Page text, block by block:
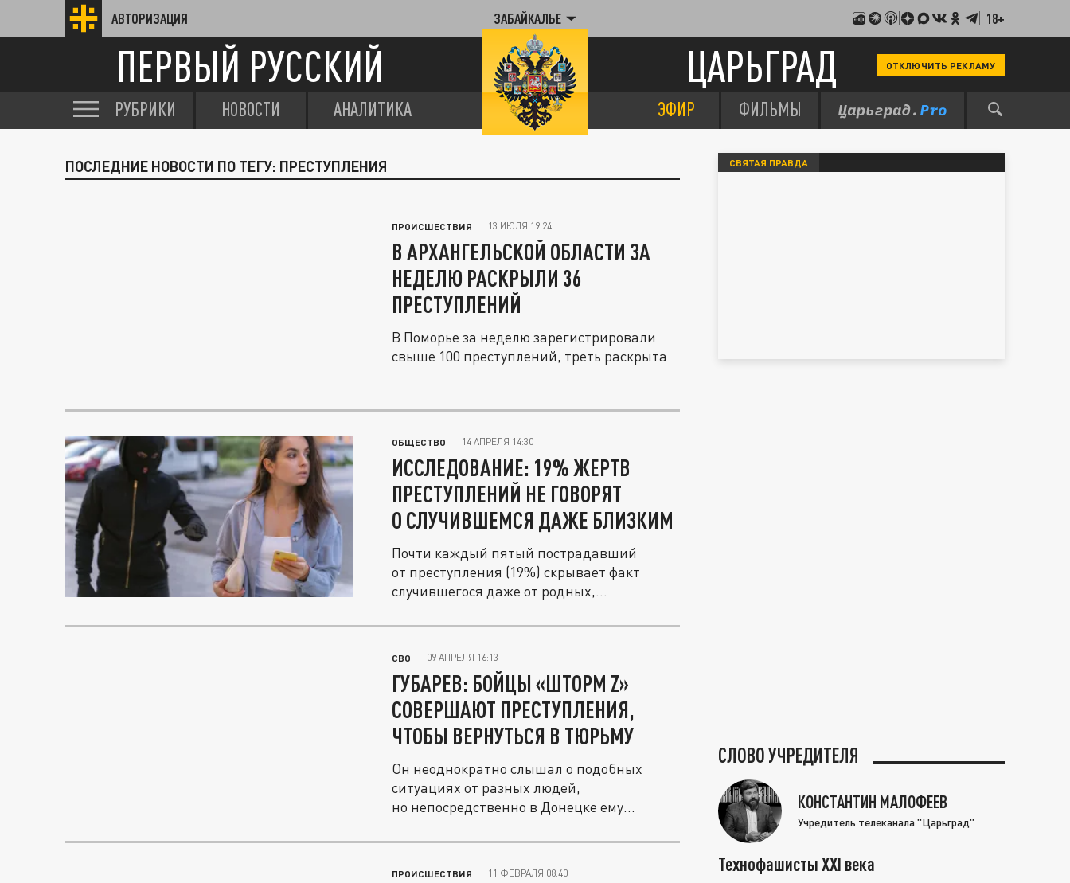
АВТОРИЗАЦИЯ ЗАБАЙКАЛЬЕ 18+
ПЕРВЫЙ РУССКИЙ ЦАРЬГРАД ОТКЛЮЧИТЬ РЕКЛАМУ
РУБРИКИ НОВОСТИ АНАЛИТИКА ЭФИР ФИЛЬМЫ
ПОСЛЕДНИЕ НОВОСТИ ПО ТЕГУ: ПРЕСТУПЛЕНИЯ
ПРОИСШЕСТВИЯ 13 ИЮЛЯ 19:24
В АРХАНГЕЛЬСКОЙ ОБЛАСТИ ЗА
НЕДЕЛЮ РАСКРЫЛИ 36
ПРЕСТУПЛЕНИЙ
В Поморье за неделю зарегистрировали
свыше 100 преступлений, треть раскрыта
ОБЩЕСТВО 14 АПРЕЛЯ 14:30
ИССЛЕДОВАНИЕ: 19% ЖЕРТВ
ПРЕСТУПЛЕНИЙ НЕ ГОВОРЯТ
О СЛУЧИВШЕМСЯ ДАЖЕ БЛИЗКИМ
Почти каждый пятый пострадавший
от преступления (19%) скрывает факт
случившегося даже от родных,
СВО 09 АПРЕЛЯ 16:13
ГУБАРЕВ: БОЙЦЫ «ШТОРМ Z»
СОВЕРШАЮТ ПРЕСТУПЛЕНИЯ,
ЧТОБЫ ВЕРНУТЬСЯ В ТЮРЬМУ
Он неоднократно слышал о подобных
ситуациях от разных людей,
но непосредственно в Донецке ему
ПРОИСШЕСТВИЯ 11 ФЕВРАЛЯ 08:40
СВЯТАЯ ПРАВДА
СЛОВО УЧРЕДИТЕЛЯ
КОНСТАНТИН МАЛОФЕЕВ
Учредитель телеканала "Царьград"
Технофашисты XXI века